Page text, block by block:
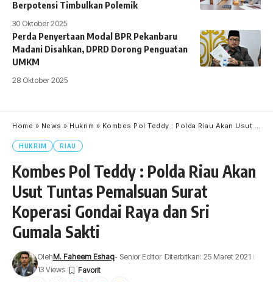
Berpotensi Timbulkan Polemik
30 Oktober 2025
Perda Penyertaan Modal BPR Pekanbaru
Madani Disahkan, DPRD Dorong Penguatan
UMKM
28 Oktober 2025
Home » News » Hukrim » Kombes Pol Teddy : Polda Riau Akan Usut Tuntas Pemalsuan Surat Koperasi Gondai Raya dan Sri Gumala Sakti
HUKRIM RIAU
Kombes Pol Teddy : Polda Riau Akan
Usut Tuntas Pemalsuan Surat
Koperasi Gondai Raya dan Sri
Gumala Sakti
OlehM. Faheem Eshaq- Senior Editor Diterbitkan: 25 Maret 2021
13 Views